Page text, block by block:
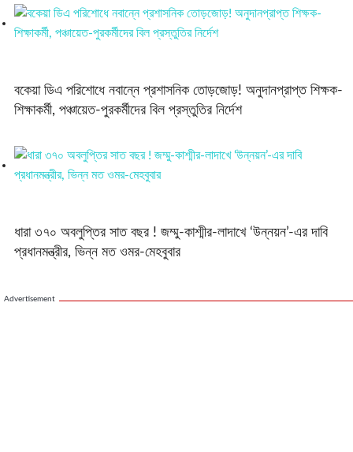
বকেয়া ডিএ পরিশোধে নবান্নে প্রশাসনিক তোড়জোড়! অনুদানপ্রাপ্ত শিক্ষক-
শিক্ষাকর্মী, পঞ্চায়েত-পুরকর্মীদের বিল প্রস্তুতির নির্দেশ
ধারা ৩৭০ অবলুপ্তির সাত বছর ! জম্মু-কাশ্মীর-লাদাখে ‘উন্নয়ন’-এর দাবি
প্রধানমন্ত্রীর, ভিন্ন মত ওমর-মেহবুবার
Advertisement